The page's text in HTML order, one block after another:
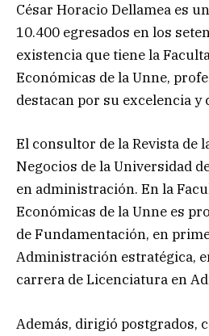
César Horacio Dellamea es
10.400 egresados en los
existencia que tiene la
Económicas de la Unne,
destacan por su excelencia y
El consultor de la Revista de
Negocios de la Universidad
en administración. En la
Económicas de la Unne es
de Fundamentación, en
Administración estratégica,
carrera de Licenciatura en
Además, dirigió postgrados,